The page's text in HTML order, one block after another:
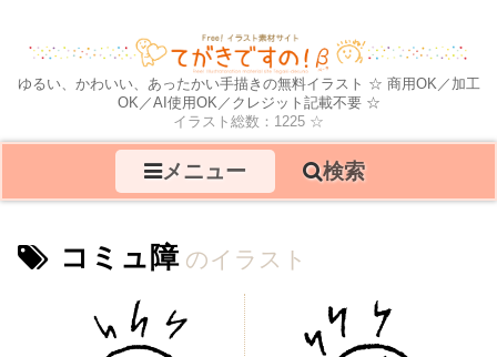
ゆるい、かわいい、あったかい手描きの無料イラスト ☆ 商用OK／加工
OK／AI使用OK／クレジット記載不要 ☆
イラスト総数：1225 ☆
メニュー 検索
コミュ障